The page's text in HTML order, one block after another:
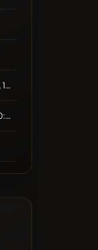
August 28th 2024, 12:00
June 13th 2024, 00:34